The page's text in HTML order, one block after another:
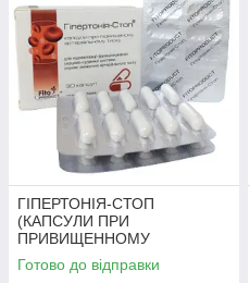
ГІПЕРТОНІЯ-СТОП
(КАПСУЛИ ПРИ
ПРИВИЩЕННОМУ
АРТЕРІАЛЬНОМУ ДАВЛЕНІ)
No30
Готово до відправки